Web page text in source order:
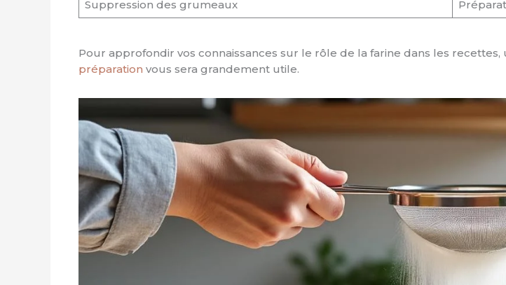
Suppression des grumeaux
Pour approfondir vos connaissances sur le rôle de la farine dans les
préparation vous sera grandement utile.